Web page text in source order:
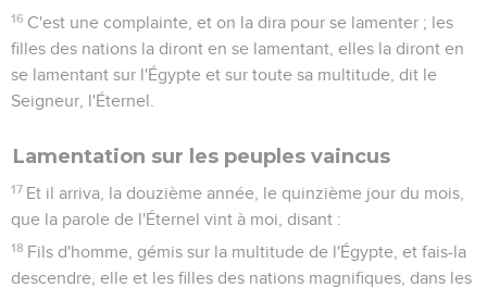
16 C'est une complainte, et on la dira pour se lamenter ; les
filles des nations la diront en se lamentant, elles la diront en
se lamentant sur l'Égypte et sur toute sa multitude, dit le
Seigneur, l'Éternel.
Lamentation sur les peuples vaincus
17 Et il arriva, la douzième année, le quinzième jour du mois,
que la parole de l'Éternel vint à moi, disant :
18 Fils d'homme, gémis sur la multitude de l'Égypte, et fais-la
descendre, elle et les filles des nations magnifiques, dans les